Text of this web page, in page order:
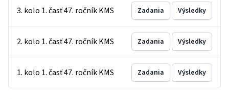
3. kolo 1. časť 47. ročník KMS Zadania Výsledky
2. kolo 1. časť 47. ročník KMS Zadania Výsledky
1. kolo 1. časť 47. ročník KMS Zadania Výsledky